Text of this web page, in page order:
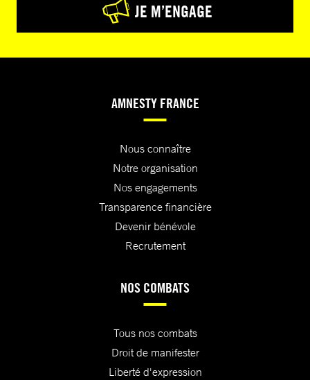
JE M’ENGAGE
AMNESTY FRANCE
Nous connaître
Notre organisation
Nos engagements
Transparence financière
Devenir bénévole
Recrutement
NOS COMBATS
Tous nos combats
Droit de manifester
Liberté d'expression